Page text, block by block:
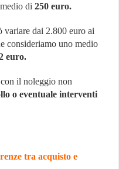
medio di250 euro.
variare dai 2.800 euro ai
consideriamo uno medio
euro.
il noleggio non
o eventuale interventi
tra acquisto e